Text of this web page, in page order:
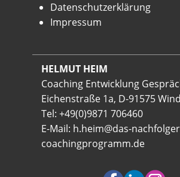
Datenschutzerklärung
Impressum
HELMUT HEIM
Coaching Entwicklung
Eichenstraße 1a, D-91575
Tel: +49(0)9871 706460
E-Mail: h.heim@das-
coachingprogramm.de